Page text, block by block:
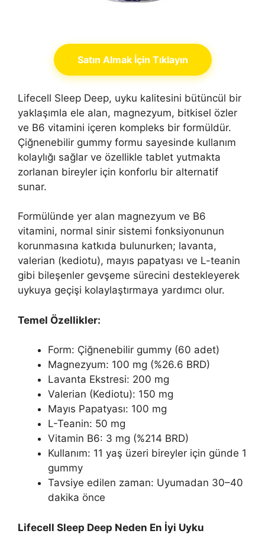
Satın Almak İçin Tıklayın
Lifecell Sleep Deep, uyku kalitesini bütüncül bir
yaklaşımla ele alan, magnezyum, bitkisel özler
ve B6 vitamini içeren kompleks bir formüldür.
Çiğnenebilir gummy formu sayesinde kullanım
kolaylığı sağlar ve özellikle tablet yutmakta
zorlanan bireyler için konforlu bir alternatif
sunar.
Formülünde yer alan magnezyum ve B6
vitamini, normal sinir sistemi fonksiyonunun
korunmasına katkıda bulunurken; lavanta,
valerian (kediotu), mayıs papatyası ve L-teanin
gibi bileşenler gevşeme sürecini destekleyerek
uykuya geçişi kolaylaştırmaya yardımcı olur.
Temel Özellikler:
Form: Çiğnenebilir gummy (60 adet)
Magnezyum: 100 mg (%26.6 BRD)
Lavanta Ekstresi: 200 mg
Valerian (Kediotu): 150 mg
Mayıs Papatyası: 100 mg
L-Teanin: 50 mg
Vitamin B6: 3 mg (%214 BRD)
Kullanım: 11 yaş üzeri bireyler için günde 1
gummy
Tavsiye edilen zaman: Uyumadan 30–40
dakika önce
Lifecell Sleep Deep Neden En İyi Uyku